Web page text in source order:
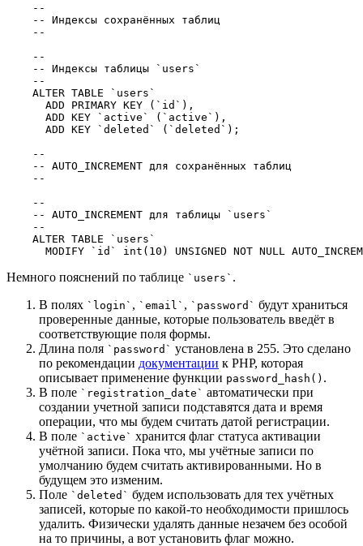
    --
    -- Индексы сохранённых таблиц
    --
    --
    -- Индексы таблицы `users`
    --
    ALTER TABLE `users`
      ADD PRIMARY KEY (`id`),
      ADD KEY `active` (`active`),
      ADD KEY `deleted` (`deleted`);
    --
    -- AUTO_INCREMENT для сохранённых таблиц
    --
    --
    -- AUTO_INCREMENT для таблицы `users`
    --
    ALTER TABLE `users`
Немного пояснений по таблице `users` .
В полях `login` , `email` , `password` будут храниться
проверенные данные, которые пользователь введёт в
соответствующие поля формы.
Длина поля `password` установлена в 255. Это сделано
по рекомендации документации к PHP, которая
описывает применение функции password_hash() .
В поле `registration_date` автоматически при
создании учетной записи подставятся дата и время
операции, что мы будем считать датой регистрации.
В поле `active` хранится флаг статуса активации
учётной записи. Пока что, мы учётные записи по
умолчанию будем считать активированными. Но в
будущем это изменим.
Поле `deleted` будем использовать для тех учётных
записей, которые по какой-то необходимости пришлось
удалить. Физически удалять данные незачем без особой
на то причины, а вот установить флаг можно.